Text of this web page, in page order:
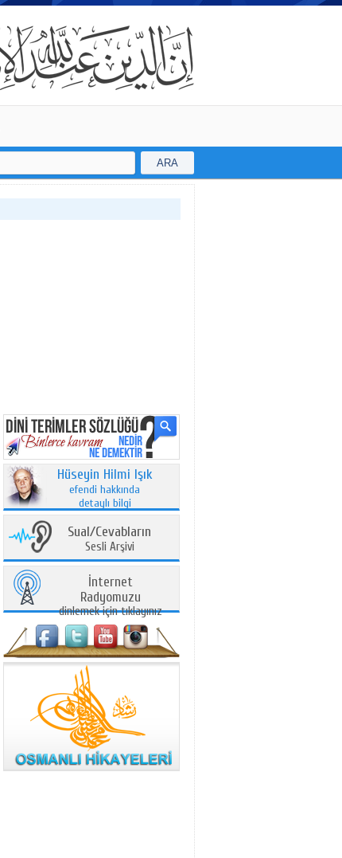
ARA
Hüseyin Hilmi Işık
efendi hakkında
detaylı bilgi
Sual/Cevabların
Sesli Arşivi
İnternet
Radyomuzu
dinlemek için tıklayınız